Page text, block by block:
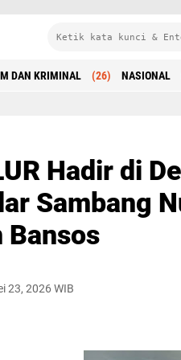
DAN KRIMINAL (26) NASIONAL
Hadir di
Sambang
Bansos
23, 2026 WIB